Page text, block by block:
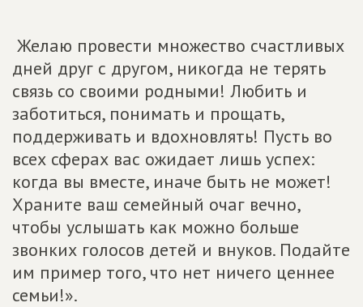
Желаю провести множество счастливых
дней друг с другом, никогда не терять
связь со своими родными! Любить и
заботиться, понимать и прощать,
поддерживать и вдохновлять! Пусть во
всех сферах вас ожидает лишь успех:
когда вы вместе, иначе быть не может!
Храните ваш семейный очаг вечно,
чтобы услышать как можно больше
звонких голосов детей и внуков. Подайте
им пример того, что нет ничего ценнее
семьи!».